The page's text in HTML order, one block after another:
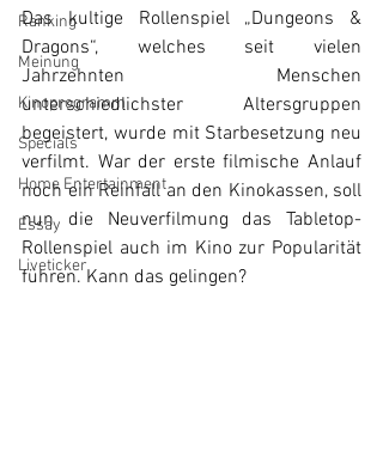
Ranking
Meinung
Kinoprogramm
Specials
Home Entertainment
Essay
Liveticker
Das kultige Rollenspiel „Dungeons &
Dragons“, welches seit vielen
Jahrzehnten Menschen
unterschiedlichster Altersgruppen
begeistert, wurde mit Starbesetzung neu
verfilmt. War der erste filmische Anlauf
noch ein Reinfall an den Kinokassen, soll
nun die Neuverfilmung das Tabletop-
Rollenspiel auch im Kino zur Popularität
führen. Kann das gelingen?